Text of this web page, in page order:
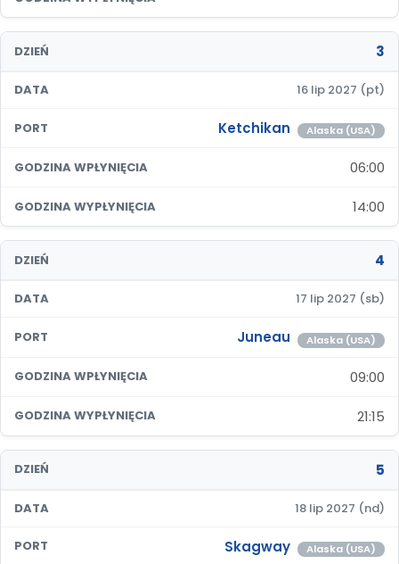
DZIEŃ 3
DATA 16 lip 2027 (pt)
PORT Ketchikan Alaska (USA)
GODZINA WPŁYNIĘCIA 06:00
GODZINA WYPŁYNIĘCIA 14:00
DZIEŃ 4
DATA 17 lip 2027 (sb)
PORT Juneau Alaska (USA)
GODZINA WPŁYNIĘCIA 09:00
GODZINA WYPŁYNIĘCIA 21:15
DZIEŃ 5
DATA 18 lip 2027 (nd)
PORT Skagway Alaska (USA)